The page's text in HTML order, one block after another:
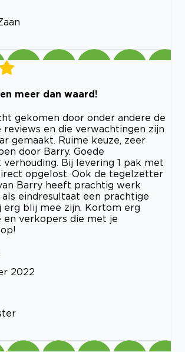
meer dan waard!
gekomen door onder andere de
reviews en die verwachtingen zijn
gemaakt. Ruime keuze, zeer
door Barry. Goede
Bij levering 1 pak met
opgelost. Ook de tegelzetter
Barry heeft prachtig werk
eindresultaat een prachtige
erg blij mee zijn. Kortom erg
en verkopers die met je
2022